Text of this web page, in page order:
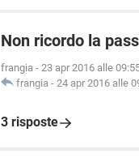
Non ricordo la
frangia - 23 apr 2016 alle
frangia - 24 apr 2016 alle
3 risposte